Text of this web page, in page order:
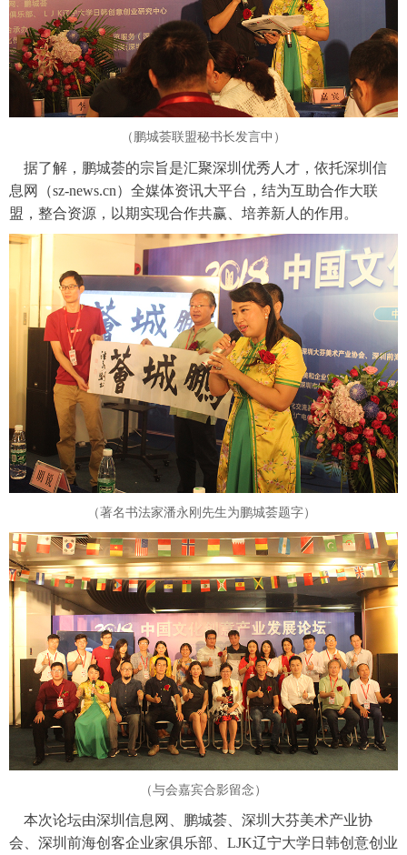
（ 鹏城荟联盟秘书长发言中）
据了解，鹏城荟的宗旨是汇聚深圳优秀人才，依托深圳信
息网（sz-news.cn）全媒体资讯大平台，结为互助合作大联
盟，整合资源，以期实现合作共赢、培养新人的作用。
（著名书法家潘永刚先生为鹏城荟题字）
（与会嘉宾合影留念）
本次论坛由深圳信息网、鹏城荟、深圳大芬美术产业协
会、深圳前海创客企业家俱乐部、LJK辽宁大学日韩创意创业